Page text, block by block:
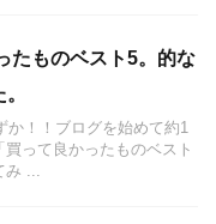
たものベスト5。的な
か！！ブログを始めて約1
って良かったものベスト
み ...